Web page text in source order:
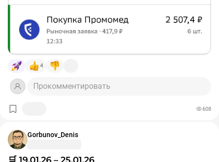
✅ 6 акций ПРОМОМЕД#PRMD
————————————
❗️Не является индивидуальной инвестиционной
рекомендацией.
#покупки #портфель
4
Прокомментировать
608
Gorbunov_Denis